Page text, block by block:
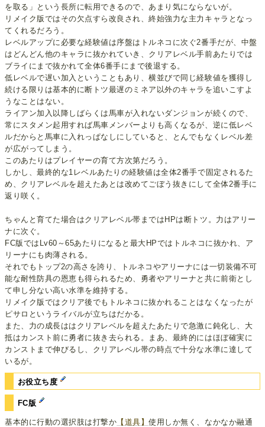
を取る」という長所に転用できるので、あまり気にならないが。
リメイク版ではその欠点すら改良され、終始強力な主力キャラとなっ
てくれるだろう。
レベルアップに必要な経験値は序盤はトルネコに次ぐ2番手だが、中盤
はどんどん他のキャラに抜かれていき、クリアレベル手前あたりでは
ブライにまで抜かれて全体6番手にまで後退する。
低レベルで遅い加入ということもあり、横並びで同じ経験値を獲得し
続ける限りは基本的に断トツ最遅のミネア以外のキャラを追いこすよ
うなことはない。
ライアン加入以降しばらくは馬車が入れないダンジョンが続くので、
常にスタメン起用すれば馬車メンバーよりも高くなるが、逆に低レベ
ルだからと馬車に入れっぱなしにしていると、とんでもなくレベル差
が広がってしまう。
このあたりはプレイヤーの育て方次第だろう。
しかし、最終的な1レベルあたりの経験値は全体2番手で固定されるた
め、クリアレベルを超えたあとは改めてごぼう抜きにして全体2番手に
返り咲く。
ちゃんと育てた場合はクリアレベル帯まではHPは断トツ。力はアリー
ナに次ぐ。
FC版ではLv60～65あたりになると最大HPではトルネコに抜かれ、ア
リーナにも肉薄される。
それでもトップ2の高さを誇り、トルネコやアリーナには一切装備不可
能な耐性防具の恩恵も得られるため、勇者やアリーナと共に前衛とし
て申し分ない高い水準を維持する。
リメイク版ではクリア後でもトルネコに抜かれることはなくなったが
ピサロというライバルが立ちはだかる。
また、力の成長ははクリアレベルを超えたあたりで急激に鈍化し、大
抵はカンスト前に勇者に抜き去られる。まあ、最終的にはほぼ確実に
カンストまで伸びるし、クリアレベル帯の時点で十分な水準に達して
いるが。
お役立ち度
FC版
基本的に行動の選択肢は打撃か 【道具】使用しか無く、なかなか融通